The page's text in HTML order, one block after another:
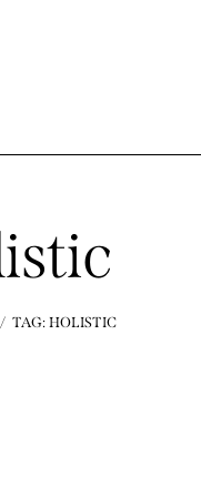
TAG: HOLISTIC